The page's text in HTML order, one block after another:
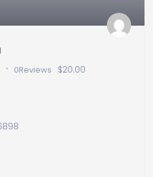
0Reviews $20.00